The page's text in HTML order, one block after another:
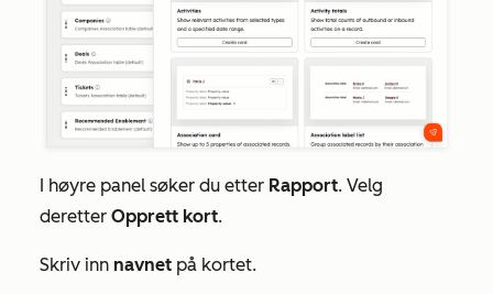
I høyre panel søker du etter Rapport. Velg
deretter Opprett kort.
Skriv inn navnet på kortet.